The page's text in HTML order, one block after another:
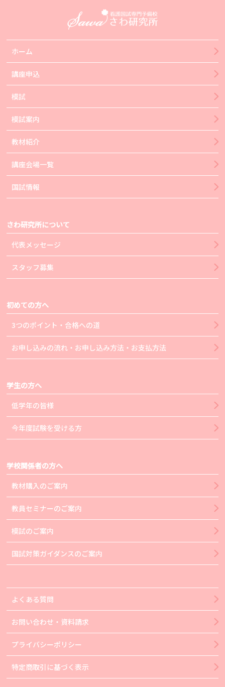
ホーム
講座申込
模試
模試案内
教材紹介
講座会場一覧
国試情報
さわ研究所について
代表メッセージ
スタッフ募集
初めての方へ
3つのポイント・合格への道
お申し込みの流れ・お申し込み方法・お支払方法
学生の方へ
低学年の皆様
今年度試験を受ける方
学校関係者の方へ
教材購入のご案内
教員セミナーのご案内
模試のご案内
国試対策ガイダンスのご案内
よくある質問
お問い合わせ・資料請求
プライバシーポリシー
特定商取引に基づく表示